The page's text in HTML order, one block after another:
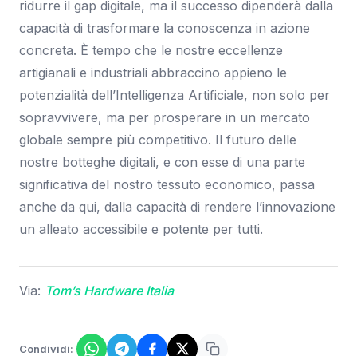
ridurre il gap digitale, ma il successo dipenderà dalla
capacità di trasformare la conoscenza in azione
concreta. È tempo che le nostre eccellenze
artigianali e industriali abbraccino appieno le
potenzialità dell’Intelligenza Artificiale, non solo per
sopravvivere, ma per prosperare in un mercato
globale sempre più competitivo. Il futuro delle
nostre botteghe digitali, e con esse di una parte
significativa del nostro tessuto economico, passa
anche da qui, dalla capacità di rendere l’innovazione
un alleato accessibile e potente per tutti.
Via: Tom’s Hardware Italia
Condividi: